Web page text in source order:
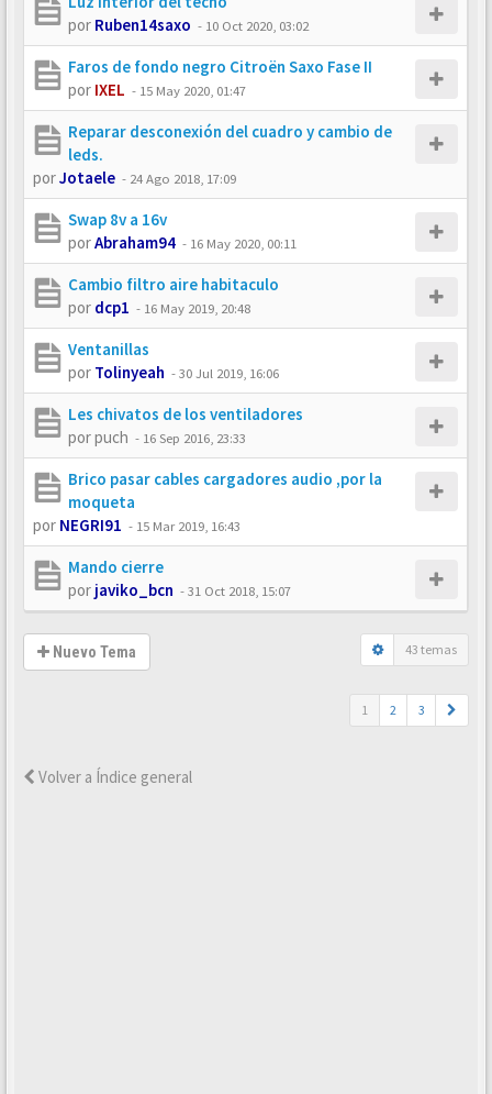
por Ruben14saxo - 10 Oct 2020, 03:02
Faros de fondo negro Citroën Saxo Fase II
por IXEL - 15 May 2020, 01:47
Reparar desconexión del cuadro y cambio de
leds.
porJotaele - 24 Ago 2018, 17:09
Swap 8v a 16v
porAbraham94 - 16 May 2020, 00:11
Cambio filtro aire habitaculo
por dcp1 - 16 May 2019, 20:48
Ventanillas
por Tolinyeah -30 Jul 2019, 16:06
Les chivatos de los ventiladores
porpuch - 16 Sep 2016, 23:33
Brico pasar cables cargadores audio ,por la
moqueta
por NEGRI91 - 15 Mar 2019, 16:43
Mando cierre
por javiko_bcn -31 Oct 2018, 15:07
Nuevo Tema 43 temas
1 2 3
Volver a Índice general